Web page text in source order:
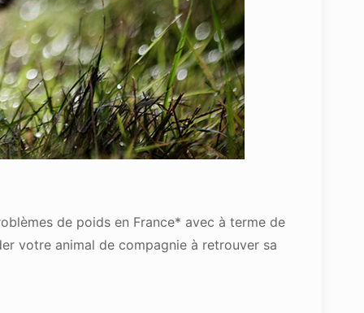
de poids en France* avec à terme de
votre animal de compagnie à retrouver sa